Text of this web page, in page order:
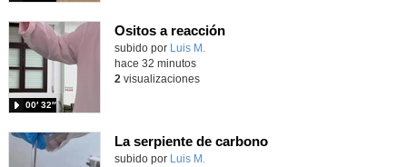
Ositos a reacción
Contenido educativo.
subido por Luis M.
00′ 32″
hace 32 minutos
2 visualizaciones
La serpiente de carbono
Contenido educativo.
subido por Luis M.